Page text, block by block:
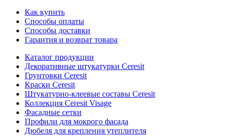
Как купить
Способы оплаты
Способы доставки
Гарантия и возврат товара
Каталог продукции
Декоративные штукатурки Ceresit
Грунтовки Ceresit
Краски Ceresit
Штукатурно-клеевые составы Ceresit
Коллекция Ceresit Visage
Фасадные сетки
Профили для мокрого фасада
Дюбеля для крепления утеплителя